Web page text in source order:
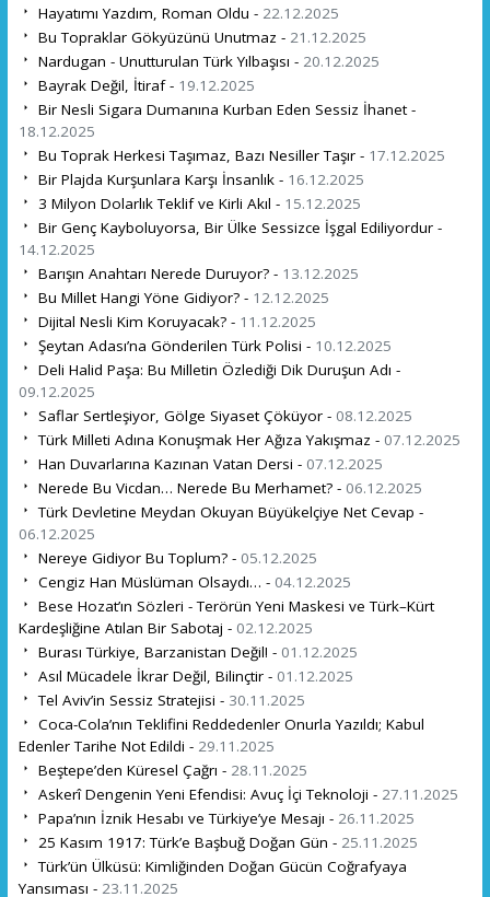
Hayatımı Yazdım, Roman Oldu - 22.12.2025
Bu Topraklar Gökyüzünü Unutmaz - 21.12.2025
Nardugan - Unutturulan Türk Yılbaşısı - 20.12.2025
Bayrak Değil, İtiraf - 19.12.2025
Bir Nesli Sigara Dumanına Kurban Eden Sessiz İhanet -
18.12.2025
Bu Toprak Herkesi Taşımaz, Bazı Nesiller Taşır - 17.12.2025
Bir Plajda Kurşunlara Karşı İnsanlık - 16.12.2025
3 Milyon Dolarlık Teklif ve Kirli Akıl - 15.12.2025
Bir Genç Kayboluyorsa, Bir Ülke Sessizce İşgal Ediliyordur -
14.12.2025
Barışın Anahtarı Nerede Duruyor? - 13.12.2025
Bu Millet Hangi Yöne Gidiyor? - 12.12.2025
Dijital Nesli Kim Koruyacak? - 11.12.2025
Şeytan Adası’na Gönderilen Türk Polisi - 10.12.2025
Deli Halid Paşa: Bu Milletin Özlediği Dik Duruşun Adı -
09.12.2025
Saflar Sertleşiyor, Gölge Siyaset Çöküyor - 08.12.2025
Türk Milleti Adına Konuşmak Her Ağıza Yakışmaz - 07.12.2025
Han Duvarlarına Kazınan Vatan Dersi - 07.12.2025
Nerede Bu Vicdan… Nerede Bu Merhamet? - 06.12.2025
Türk Devletine Meydan Okuyan Büyükelçiye Net Cevap -
06.12.2025
Nereye Gidiyor Bu Toplum? - 05.12.2025
Cengiz Han Müslüman Olsaydı… - 04.12.2025
Bese Hozat’ın Sözleri - Terörün Yeni Maskesi ve Türk–Kürt
Kardeşliğine Atılan Bir Sabotaj - 02.12.2025
Burası Türkiye, Barzanistan Değil! - 01.12.2025
Asıl Mücadele İkrar Değil, Bilinçtir - 01.12.2025
Tel Aviv’in Sessiz Stratejisi - 30.11.2025
Coca-Cola’nın Teklifini Reddedenler Onurla Yazıldı; Kabul
Edenler Tarihe Not Edildi - 29.11.2025
Beştepe’den Küresel Çağrı - 28.11.2025
Askerî Dengenin Yeni Efendisi: Avuç İçi Teknoloji - 27.11.2025
Papa’nın İznik Hesabı ve Türkiye’ye Mesajı - 26.11.2025
25 Kasım 1917: Türk’e Başbuğ Doğan Gün - 25.11.2025
Türk’ün Ülküsü: Kimliğinden Doğan Gücün Coğrafyaya
Yansıması - 23.11.2025